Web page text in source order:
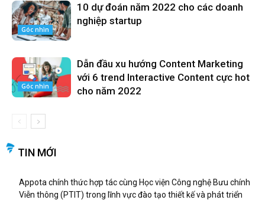
Góc nhìn
10 dự đoán năm 2022 cho các doanh
nghiệp startup
Góc nhìn
Dẫn đầu xu hướng Content Marketing
với 6 trend Interactive Content cực hot
cho năm 2022
TIN MỚI
Appota chính thức hợp tác cùng Học viện Công nghệ Bưu chính
Viễn thông (PTIT) trong lĩnh vực đào tạo thiết kế và phát triển